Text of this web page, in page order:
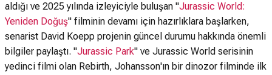
aldığı ve 2025 yılında izleyiciyle buluşan "Jurassic World:
Yeniden Doğuş" filminin devamı için hazırlıklara başlarken,
senarist David Koepp projenin güncel durumu hakkında önemli
bilgiler paylaştı. "Jurassic Park" ve Jurassic World serisinin
yedinci filmi olan Rebirth, Johansson'ın bir dinozor filminde ilk